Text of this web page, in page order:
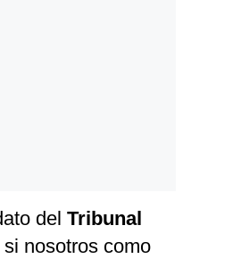
del Tribunal
si nosotros como